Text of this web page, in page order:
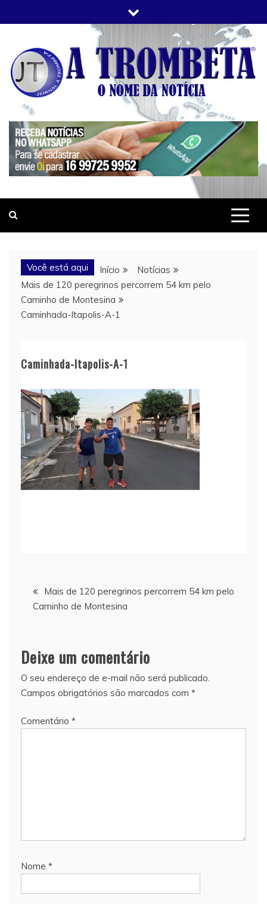
to
JORNAL A TROMBETA
O Nome da Notícia
Você está aqui Início
Notícias
Mais de 120 peregrinos percorrem 54 km pelo
Caminho de Montesina
Caminhada-Itapolis-A-1
Caminhada-Itapolis-A-1
Navegação
de
Post
Mais de 120 peregrinos percorrem 54 km pelo
Caminho de Montesina
Deixe um comentário
O seu endereço de e-mail não será publicado.
Campos obrigatórios são marcados com *
Comentário *
Nome *